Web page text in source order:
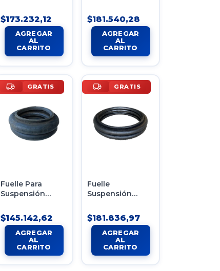
Acoplado Tipo 1
2c20-230us
$173.232,12
8 2c20-230.2us
$181.540,28
GRATIS
Fuelle Para
Suspensión
Levanta Eje
2C205 - 355
$145.142,62
GRATIS
Fuelle
Suspensión
Levanta Eje Con
Labio Boca
472mm
$181.836,97